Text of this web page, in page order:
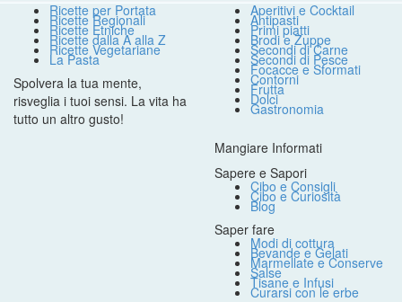
Ricette per Portata
Ricette Regionali
Ricette Etniche
Ricette dalla A alla Z
Ricette Vegetariane
La Pasta
Spolvera la tua mente,
risveglia i tuoi sensi. La vita ha
tutto un altro gusto!
Aperitivi e Cocktail
Antipasti
Primi piatti
Brodi e Zuppe
Secondi di Carne
Secondi di Pesce
Focacce e Sformati
Contorni
Frutta
Dolci
Gastronomia
Mangiare Informati
Sapere e Sapori
Cibo e Consigli
Cibo e Curiosità
Blog
Saper fare
Modi di cottura
Bevande e Gelati
Marmellate e Conserve
Salse
Tisane e Infusi
Curarsi con le erbe